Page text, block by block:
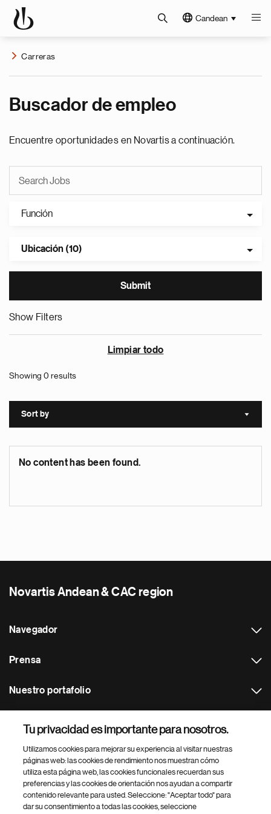
Candean
Carreras
Buscador de empleo
Encuentre oportunidades en Novartis a continuación.
Función
Ubicación (10)
Show Filters
Limpiar todo
Showing 0 results
Sort by Sort
No content has been found.
Novartis Andean & CAC region
Navegador
Prensa
Nuestro portafolio
Footer Site Search
Tu privacidad es importante para nosotros.
Utilizamos cookies para mejorar su experiencia al visitar nuestras
páginas web: las cookies de rendimiento nos muestran cómo
utiliza esta página web, las cookies funcionales recuerdan sus
preferencias y las cookies de orientación nos ayudan a compartir
contenido relevante para usted. Seleccione: "Aceptar todo" para
dar su consentimiento a todas las cookies, seleccione